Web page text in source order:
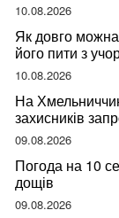
10.08.2026
Як довго
його пити з
10.08.2026
На
захисників
змаганнях
09.08.2026
Погода на 10
дощів
09.08.2026